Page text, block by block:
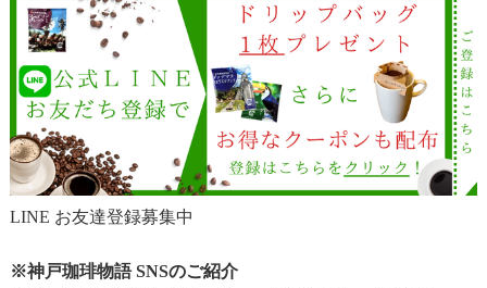
LINE お友達登録募集中
※神戸珈琲物語 SNSのご紹介